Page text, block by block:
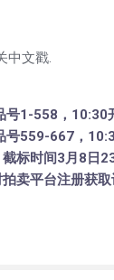
中文戳.
1-558，10:30
559-667，
标时间3月8日
卖平台注册获